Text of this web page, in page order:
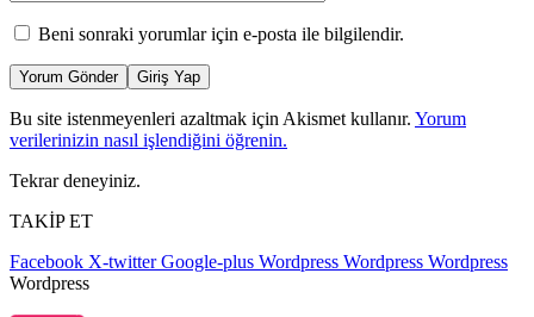
Beni sonraki yorumlar için e-posta ile bilgilendir.
Yorum Gönder Giriş Yap
Bu site istenmeyenleri azaltmak için Akismet kullanır. Yorum
verilerinizin nasıl işlendiğini öğrenin.
Tekrar deneyiniz.
TAKİP ET
Facebook X-twitter Google-plus Wordpress Wordpress Wordpress
Wordpress